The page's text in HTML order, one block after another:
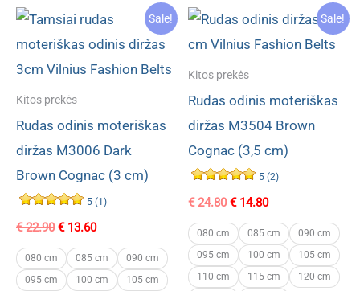
Sale!
Kitos prekės
Rudas odinis moteriškas
diržas M3006 Dark
Brown Cognac (3 cm)
5 (1)
€22.90 Original
was:
€ 22.90.
€13.60Current
is:
€ 13.60.
080 cm 085 cm
090 cm
095 cm
100 cm
105 cm
Sale!
Kitos prekės
Rudas odinis moteriškas
diržas M3504 Brown
Cognac (3,5 cm)
5 (2)
€24.80 Original
was:
€ 24.80.
€14.80Current
is:
€ 14.80.
080 cm 085 cm
090 cm
095 cm
100 cm
105 cm
110 cm
115 cm
120 cm